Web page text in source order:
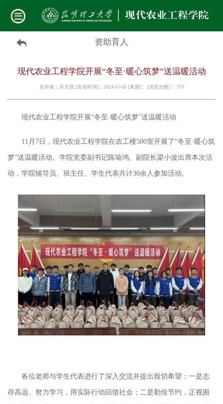
资助育人
现代农业工程学院开展“冬至·暖心筑梦”送温暖活动
发布者：宋大双 [发表时间]：2024-11-08 [来源]： [浏览次数]： 376
现代农业工程学院开展“冬至·暖心筑梦”送温暖活动
11 月 7日， 现代农业工程学院在农工楼500室开展了“冬至·暖心筑
梦”送温暖活动。学院党委副书记陈瑜鸿、副院长梁小波出席本次活
动，学院辅导员、班主任、 学生代表共计30余人参加活动。
各位老师与学生代表进行了深入交流并提出殷切希望：一是志
存高远、努力学习， 用实际行动回馈社会 ；二是勤俭节约， 正视困